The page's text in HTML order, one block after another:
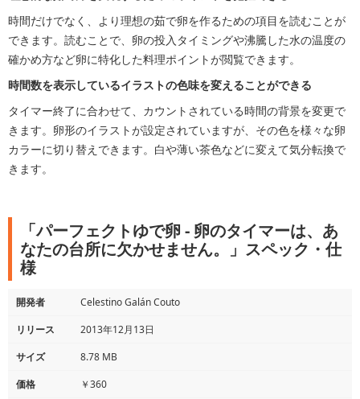
時間だけでなく、より理想の茹で卵を作るための項目を読むことが
できます。読むことで、卵の投入タイミングや沸騰した水の温度の
確かめ方など卵に特化した料理ポイントが閲覧できます。
時間数を表示しているイラストの色味を変えることができる
タイマー終了に合わせて、カウントされている時間の背景を変更で
きます。卵形のイラストが設定されていますが、その色を様々な卵
カラーに切り替えできます。白や薄い茶色などに変えて気分転換で
きます。
「パーフェクトゆで卵 - 卵のタイマーは、あ
なたの台所に欠かせません。」スペック・仕
様
開発者
Celestino Galán Couto
リリース
2013年12月13日
サイズ
8.78 MB
価格
￥360